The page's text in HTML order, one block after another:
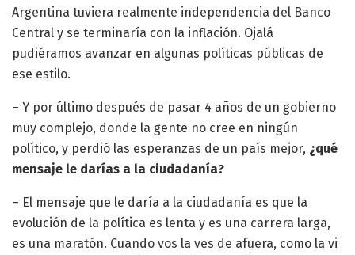
Argentina tuviera realmente independencia del Banco
Central y se terminaría con la inflación. Ojalá
pudiéramos avanzar en algunas políticas públicas de
ese estilo.
– Y por último después de pasar 4 años de un gobierno
muy complejo, donde la gente no cree en ningún
político, y perdió las esperanzas de un país mejor, ¿qué
mensaje le darías a la ciudadanía?
– El mensaje que le daría a la ciudadanía es que la
evolución de la política es lenta y es una carrera larga,
es una maratón. Cuando vos la ves de afuera, como la vi